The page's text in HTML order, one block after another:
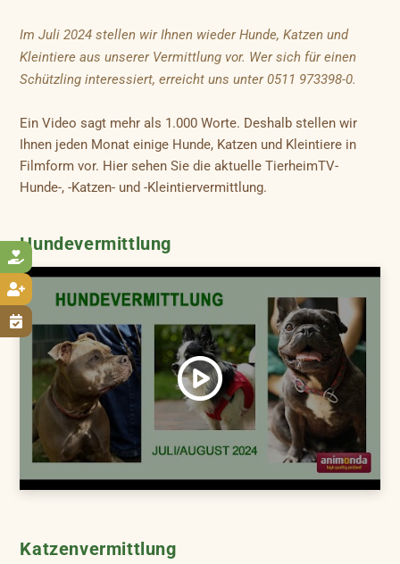



Im Juli 2024 stellen wir Ihnen wieder Hunde, Katzen und
Kleintiere aus unserer Vermittlung vor. Wer sich für einen
Schützling interessiert, erreicht uns unter 0511 973398-0.
Ein Video sagt mehr als 1.000 Worte. Deshalb stellen wir
Ihnen jeden Monat einige Hunde, Katzen und Kleintiere in
Filmform vor. Hier sehen Sie die aktuelle TierheimTV-
Hunde-, -Katzen- und -Kleintiervermittlung.
Hundevermittlung
Katzenvermittlung